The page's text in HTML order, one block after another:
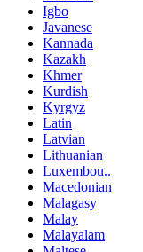
Igbo
Javanese
Kannada
Kazakh
Khmer
Kurdish
Kyrgyz
Latin
Latvian
Lithuanian
Luxembou..
Macedonian
Malagasy
Malay
Malayalam